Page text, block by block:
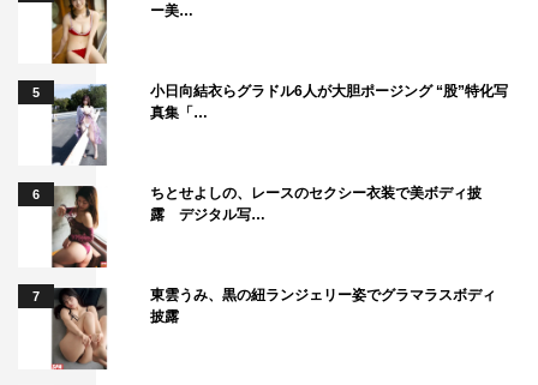
ー美…
5
小日向結衣らグラドル6人が大胆ポージング “股”特化写
真集「…
6
ちとせよしの、レースのセクシー衣装で美ボディ披
露 デジタル写…
7
東雲うみ、黒の紐ランジェリー姿でグラマラスボディ
披露